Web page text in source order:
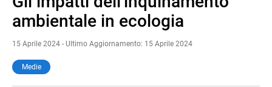
ambientale in ecologia
15 Aprile 2024 - Ultimo Aggiornamento: 15 Aprile 2024
Medie